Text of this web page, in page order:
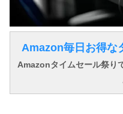
Amazon毎日お得な
Amazonタイムセール祭り